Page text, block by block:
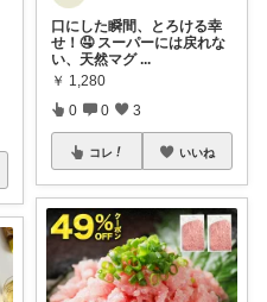
口にした瞬間、とろける幸
せ！🤤 スーパーには戻れな
い、天然マグ ...
￥ 1,280
0 0 3
コレ いいね